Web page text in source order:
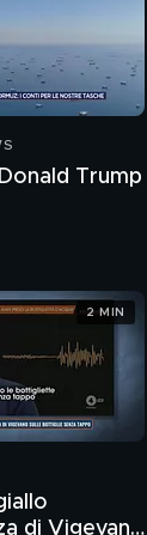
Trump
di Vigevano
2 MIN